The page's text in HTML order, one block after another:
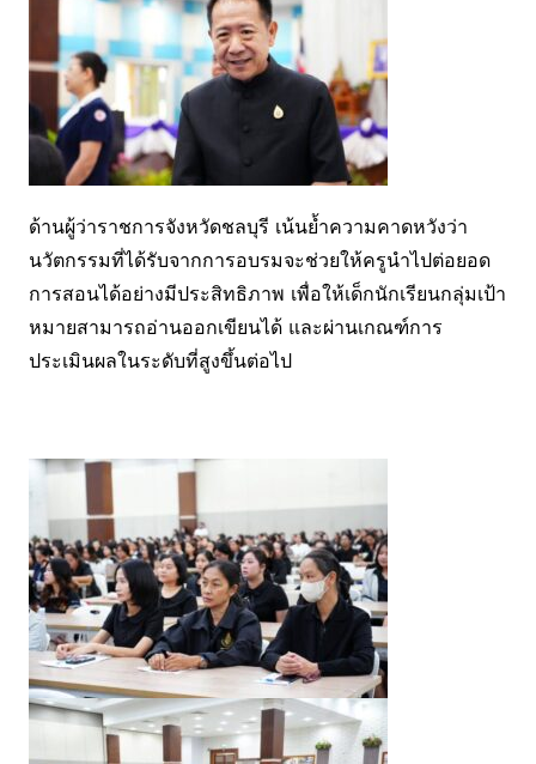
ด้านผู้ว่าราชการจังหวัดชลบุรี เน้นย้ำความคาดหวังว่า
นวัตกรรมที่ได้รับจากการอบรมจะช่วยให้ครูนำไปต่อยอด
การสอนได้อย่างมีประสิทธิภาพ เพื่อให้เด็กนักเรียนกลุ่มเป้า
หมายสามารถอ่านออกเขียนได้ และผ่านเกณฑ์การ
ประเมินผลในระดับที่สูงขึ้นต่อไป